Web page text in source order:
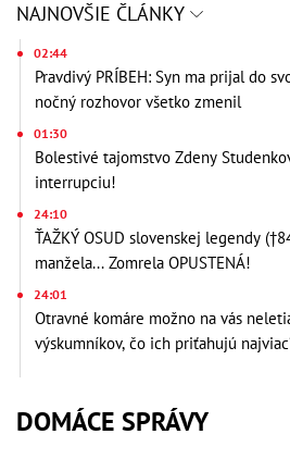
NAJNOVŠIE ČLÁNKY
02:44
Pravdivý PRÍBEH: Syn ma prijal do
nočný rozhovor všetko zmenil
01:30
Bolestivé tajomstvo Zdeny
interrupciu!
24:10
ŤAŽKÝ OSUD slovenskej legendy
manžela... Zomrela OPUSTENÁ!
24:01
Otravné komáre možno na vás
výskumníkov, čo ich priťahujú
DOMÁCE SPRÁVY